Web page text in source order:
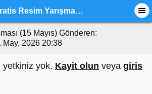
Gratis Resim Yarışması (15 Mayıs)
(15 Mayıs) Gönderen:
May, 2026 20:38
yetkiniz yok. Kayit olun veya giris